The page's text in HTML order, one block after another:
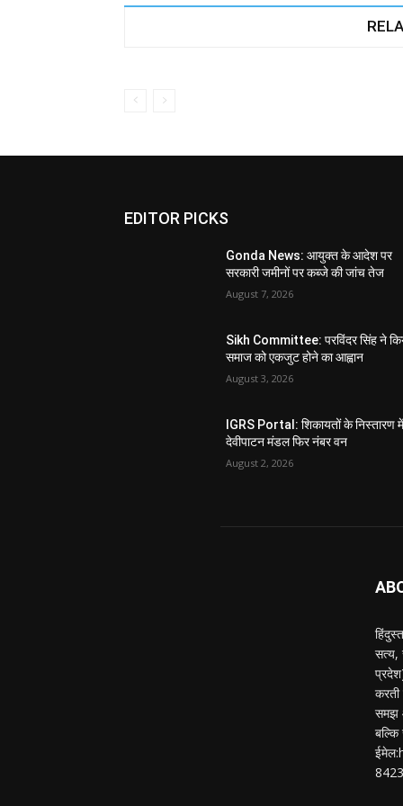
EDITOR PICKS
Gonda News: आयुक्त के आदेश पर
सरकारी जमीनों पर कब्जे की जांच तेज
August 7, 2026
Sikh Committee: परविंदर सिंह ने
समाज को एकजुट होने का आह्वान
August 3, 2026
IGRS Portal: शिकायतों के निस्तारण
देवीपाटन मंडल फिर नंबर वन
August 2, 2026
सत्य,
करती
समझ
बल्कि